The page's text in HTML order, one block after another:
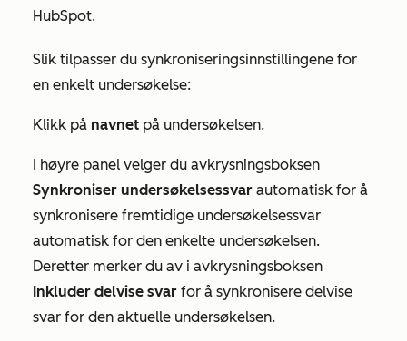
HubSpot.
Slik tilpasser du synkroniseringsinnstillingene for
en enkelt undersøkelse:
Klikk på navnet på undersøkelsen.
I høyre panel velger du avkrysningsboksen
Synkroniser undersøkelsessvar automatisk for å
synkronisere fremtidige undersøkelsessvar
automatisk for den enkelte undersøkelsen.
Deretter merker du av i avkrysningsboksen
Inkluder delvise svar for å synkronisere delvise
svar for den aktuelle undersøkelsen.